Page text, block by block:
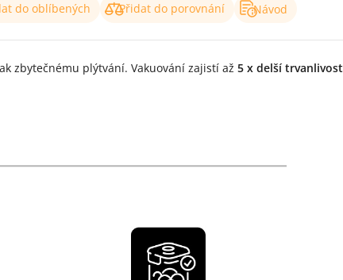
do oblíbených Přidat do porovnání
Návod
zbytečnému plýtvání. Vakuování zajistí až 5 x delší trvanlivost